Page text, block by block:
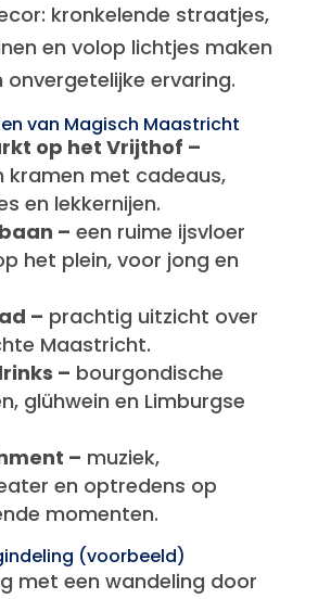
kronkelende straatjes,
en volop lichtjes maken
ervaring.
van Magisch Maastricht
op het Vrijthof –
kramen met cadeaus,
en lekkernijen.
– een ruime ijsvloer
het plein, voor jong en
– prachtig uitzicht over
Maastricht.
– bourgondische
glühwein en Limburgse
– muziek,
en optredens op
momenten.
(voorbeeld)
met een wandeling door